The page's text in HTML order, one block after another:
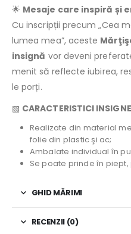
🌟 Mesaje care inspiră și
Cu inscripții precum „Cea
lumea mea”, aceste
insignă vor deveni
menit să reflecte iubirea,
le porți.
▧ CARACTERISTICI
Realizate din material
folie din plastic şi ac;
Ambalate individual în
Se poate prinde în
GHID MĂRIMI
RECENZII (0)